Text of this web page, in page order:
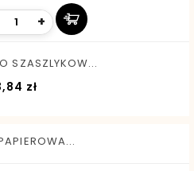
+
SZASZLYKOW...
złCena